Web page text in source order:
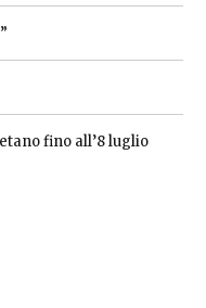
fino all’8 luglio